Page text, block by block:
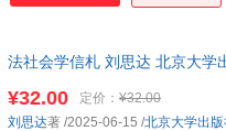
法社会学信札 刘思达 北京大学
¥32.00 定价： ¥32.00
刘思达著 /2025-06-15 /北京大学出